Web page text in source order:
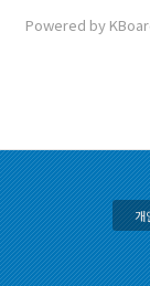
Powered by
개